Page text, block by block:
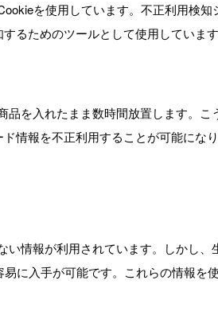
を使用しています。不正利用検知
るためのツールとして使用していま
を入れたまま数時間放置します。こ
情報を不正利用することが可能になり
情報が利用されています。しかし、
に入手が可能です。これらの情報を